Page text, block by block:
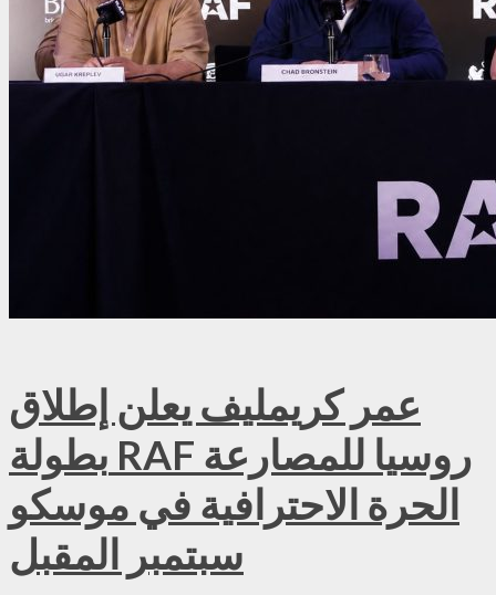
عمر كريمليف يعلن إطلاق
بطولة RAF روسيا للمصارعة
الحرة الاحترافية في موسكو
سبتمبر المقبل